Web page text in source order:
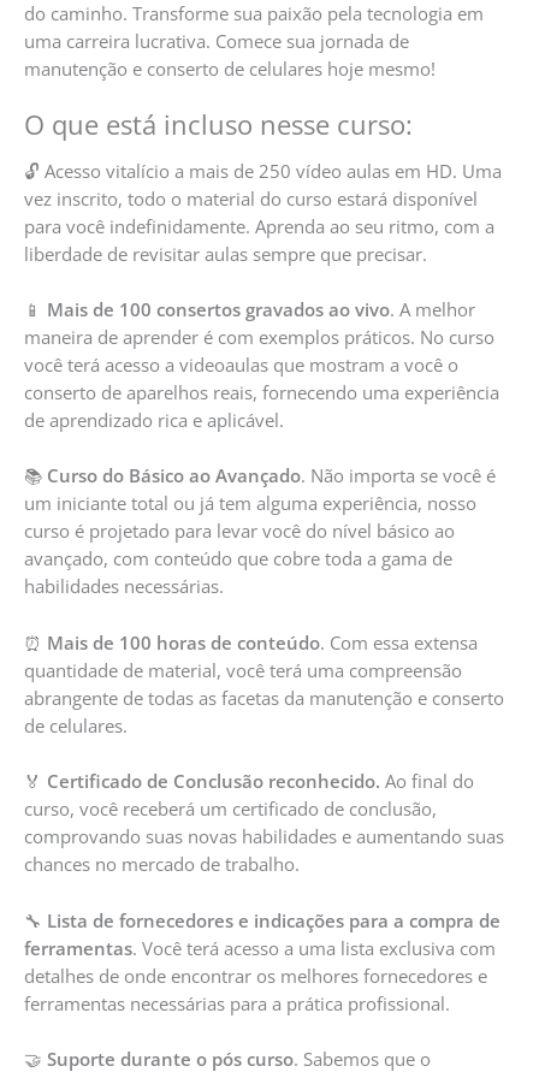
do caminho. Transforme sua paixão pela tecnologia em
uma carreira lucrativa. Comece sua jornada de
manutenção e conserto de celulares hoje mesmo!
O que está incluso nesse curso:
🔓 Acesso vitalício a mais de 250 vídeo aulas em HD. Uma
vez inscrito, todo o material do curso estará disponível
para você indefinidamente. Aprenda ao seu ritmo, com a
liberdade de revisitar aulas sempre que precisar.
📱 Mais de 100 consertos gravados ao vivo. A melhor
maneira de aprender é com exemplos práticos. No curso
você terá acesso a videoaulas que mostram a você o
conserto de aparelhos reais, fornecendo uma experiência
de aprendizado rica e aplicável.
📚 Curso do Básico ao Avançado. Não importa se você é
um iniciante total ou já tem alguma experiência, nosso
curso é projetado para levar você do nível básico ao
avançado, com conteúdo que cobre toda a gama de
habilidades necessárias.
⏰ Mais de 100 horas de conteúdo. Com essa extensa
quantidade de material, você terá uma compreensão
abrangente de todas as facetas da manutenção e conserto
de celulares.
🏅 Certificado de Conclusão reconhecido. Ao final do
curso, você receberá um certificado de conclusão,
comprovando suas novas habilidades e aumentando suas
chances no mercado de trabalho.
🔧 Lista de fornecedores e indicações para a compra de
ferramentas. Você terá acesso a uma lista exclusiva com
detalhes de onde encontrar os melhores fornecedores e
ferramentas necessárias para a prática profissional.
🤝 Suporte durante o pós curso. Sabemos que o